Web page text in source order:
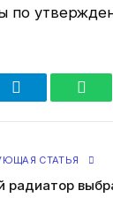
по
Telegram
СТАТЬЯ
радиатор